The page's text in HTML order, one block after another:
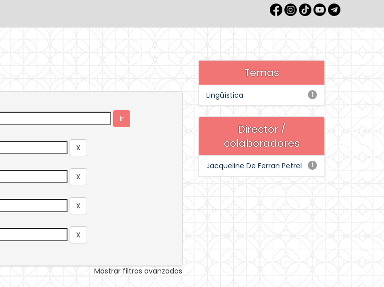
Mostrar filtros avanzados
Temas
1
Lingüística
Director /
colaboradores
1
Jacqueline De Ferran Petrel